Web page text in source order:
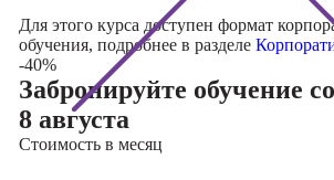
Для этого курса доступен формат
обучения, подробнее в разделе
-40%
Забронируйте обучение
8 августа
Стоимость в месяц